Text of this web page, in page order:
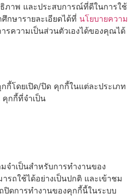
ภาพ และประสบการณ์ที่ดีในการใช้
กษารายละเอียดได้ที่ นโยบายความ
รความเป็นส่วนตัวเองได้ของคุณได้
กี้โดยเปิด/ปิด คุกกี้ในแต่ละประเภท
คุกกี้ที่จำเป็น
จำเป็นสำหรับการทำงานของ
รถใช้ได้อย่างเป็นปกติ และเข้าชม
ปิดการทำงานของคุกกี้นี้ในระบบ